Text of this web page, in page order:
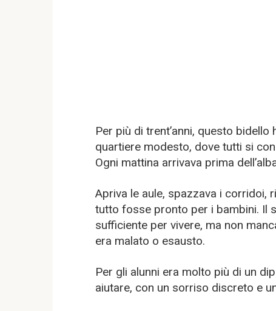
Per più di trent’anni, questo
quartiere modesto, dove tutti si
Ogni mattina arrivava prima
Apriva le aule, spazzava i corridoi,
tutto fosse pronto per i bambini. Il
sufficiente per vivere, ma non
era malato o esausto.
Per gli alunni era molto più di un
aiutare, con un sorriso discreto e